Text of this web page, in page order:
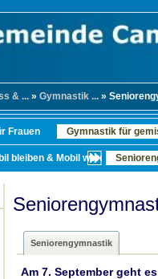
& ... » Gymnastik ... »
Frauen Gymnastik für
bleiben & Mobil werden
Seniorengymnastik
Am 7. September geht